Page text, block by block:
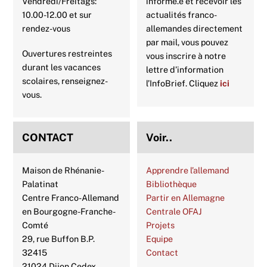
10.00-12.00 et sur
rendez-vous
Ouvertures restreintes
durant les vacances
scolaires, renseignez-
vous.
actualités franco-
allemandes directement
par mail, vous pouvez
vous inscrire à notre
lettre d’information
l’InfoBrief. Cliquezici
CONTACT
Maison de Rhénanie-
Palatinat
Centre Franco-Allemand
en Bourgogne-Franche-
Comté
29, rue Buffon B.P.
32415
Voir..
Apprendre l’allemand
Bibliothèque
Partir en Allemagne
Centrale OFAJ
Projets
Equipe
Contact